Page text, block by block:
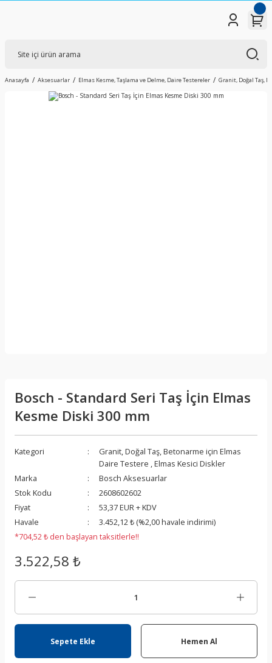
Anasayfa Aksesuarlar Elmas Kesme, Taşlama ve Delme, Daire Testereler Granit, Doğal Taş,
Bosch - Standard Seri Taş İçin Elmas
Kesme Diski 300 mm
Kategori
Granit, Doğal Taş, Betonarme için Elmas
Daire Testere ,Elmas Kesici Diskler
Marka
Bosch Aksesuarlar
Stok Kodu
2608602602
Fiyat
53,37 EUR + KDV
Havale
3.452,12 ₺ (%2,00 havale indirimi)
*704,52 ₺ den başlayan taksitlerle!!
3.522,58 ₺
Sepete Ekle Hemen Al